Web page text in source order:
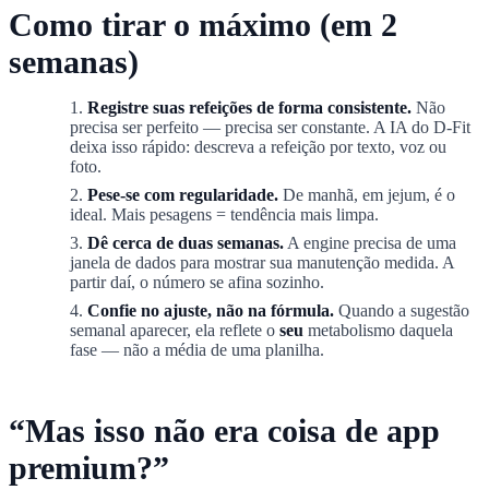
Como tirar o máximo (em 2
semanas)
Registre suas refeições de forma consistente. Não
precisa ser perfeito — precisa ser constante. A IA do D-Fit
deixa isso rápido: descreva a refeição por texto, voz ou
foto.
Pese-se com regularidade. De manhã, em jejum, é o
ideal. Mais pesagens = tendência mais limpa.
Dê cerca de duas semanas. A engine precisa de uma
janela de dados para mostrar sua manutenção medida. A
partir daí, o número se afina sozinho.
Confie no ajuste, não na fórmula. Quando a sugestão
semanal aparecer, ela reflete o seu metabolismo daquela
fase — não a média de uma planilha.
“Mas isso não era coisa de app
premium?”